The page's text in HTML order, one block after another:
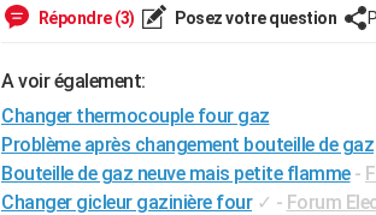
Répondre (3) Posez votre question
A voir également:
Changer thermocouple four gaz
Problème après changement bouteille de gaz
Bouteille de gaz neuve mais petite flamme -
Changer gicleur gazinière four ✓ - Forum